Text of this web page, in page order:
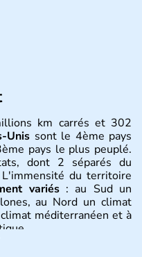
km carrés et 302
Unis sont le 4ème pays
pays le plus peuplé.
dont 2 séparés du
du territoire
variés: au Sud un
au Nord un climat
méditerranéen et à